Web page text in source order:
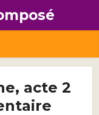
acte 2